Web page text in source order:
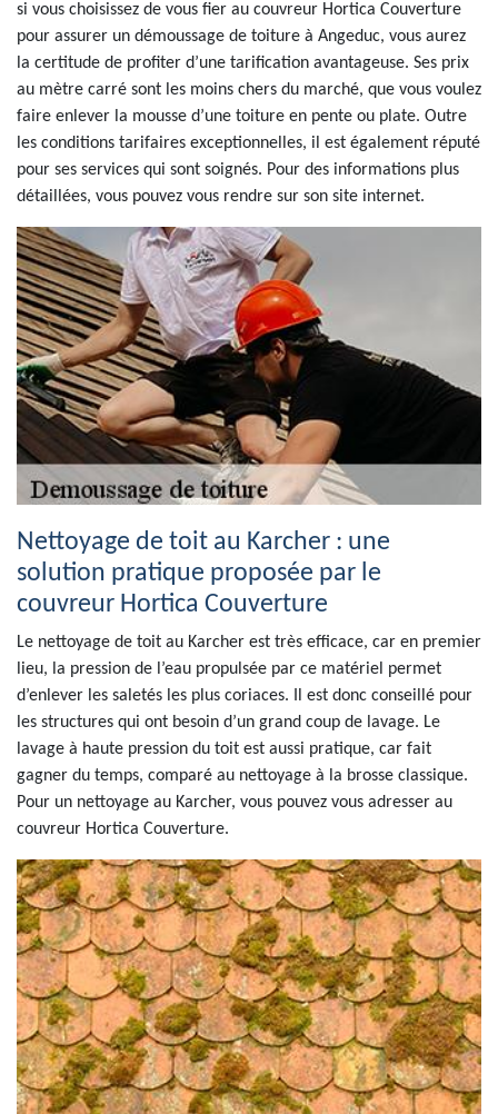
si vous choisissez de vous fier au couvreur Hortica Couverture
pour assurer un démoussage de toiture à Angeduc, vous aurez
la certitude de profiter d’une tarification avantageuse. Ses prix
au mètre carré sont les moins chers du marché, que vous voulez
faire enlever la mousse d’une toiture en pente ou plate. Outre
les conditions tarifaires exceptionnelles, il est également réputé
pour ses services qui sont soignés. Pour des informations plus
détaillées, vous pouvez vous rendre sur son site internet.
Nettoyage de toit au Karcher : une
solution pratique proposée par le
couvreur Hortica Couverture
Le nettoyage de toit au Karcher est très efficace, car en premier
lieu, la pression de l’eau propulsée par ce matériel permet
d’enlever les saletés les plus coriaces. Il est donc conseillé pour
les structures qui ont besoin d’un grand coup de lavage. Le
lavage à haute pression du toit est aussi pratique, car fait
gagner du temps, comparé au nettoyage à la brosse classique.
Pour un nettoyage au Karcher, vous pouvez vous adresser au
couvreur Hortica Couverture.